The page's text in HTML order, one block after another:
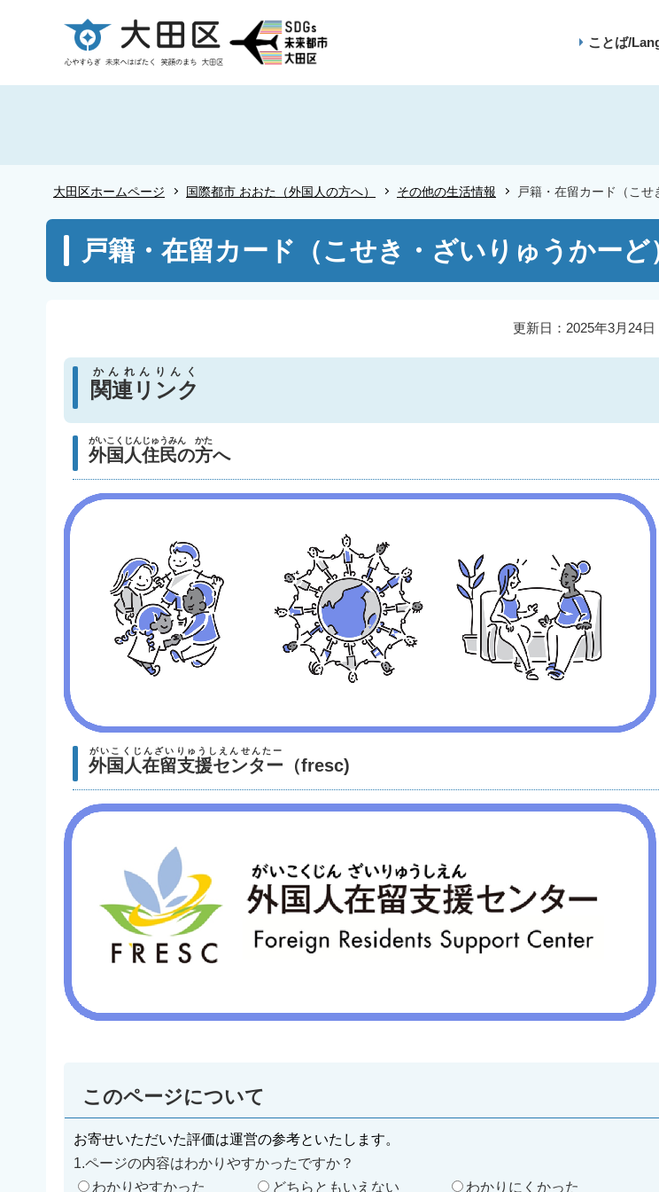
ー
ことば/
大田区ホームページ 国際都市 おおた（外国人の方へ） その他の生活情報 戸籍・在留カード（こせ
こ
戸籍・在留カード（こせき・ざいりゅうかーど
更新日：2025年3月24日
関連リンク
かんれんりんく
外国人住民の方
がいこくじんじゅうみん かた
へ
外国人在留支援センター
がいこくじんざいりゅうしえんせんたー
（fresc)
このページについて
お寄せいただいた評価は運営の参考といたします。
1.ページの内容はわかりやすかったですか？
わかりやすかった
どちらともいえない わかりにくかった